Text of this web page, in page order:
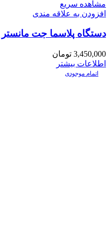
مشاهده سریع
افزودن به علاقه مندی
دستگاه پلاسما جت مانستر Beauty Monster
3,450,000 تومان
اطلاعات بیشتر
اتمام موجودی